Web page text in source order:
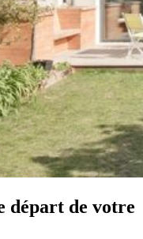
départ de votre